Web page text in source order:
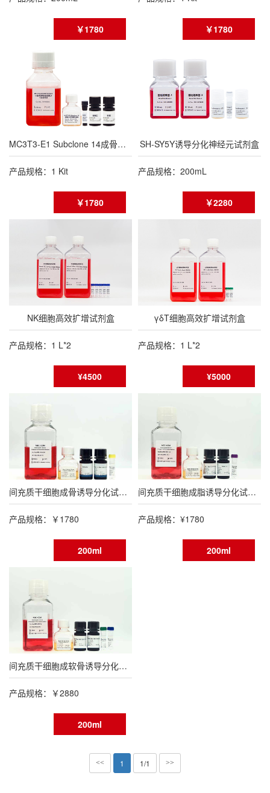
￥1780 ￥1780
MC3T3-E1 Subclone 14成骨诱导分化试剂盒
产品规格：1 Kit
￥1780
SH-SY5Y诱导分化神经元试剂盒
产品规格：200mL
￥2280
NK细胞高效扩增试剂盒
产品规格：1 L*2
¥4500
γδT细胞高效扩增试剂盒
产品规格：1 L*2
¥5000
间充质干细胞成骨诱导分化试剂盒
产品规格：￥1780
200ml
间充质干细胞成脂诱导分化试剂盒
产品规格：¥1780
200ml
间充质干细胞成软骨诱导分化试剂盒
产品规格：￥2880
200ml
<< 1 1/1 >>